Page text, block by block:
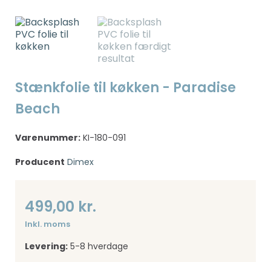
Stænkfolie til køkken - Paradise
Beach
Varenummer: KI-180-091
Producent Dimex
499,00 kr.
Inkl. moms
Levering: 5-8 hverdage